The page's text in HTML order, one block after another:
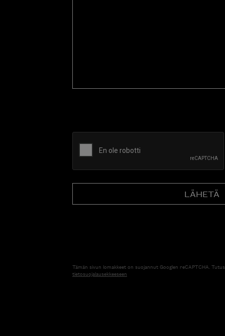
Tämän sivun lomakkeet on suojannut Googlen reCAPTCHA.
tietosuojalausekkeeseen